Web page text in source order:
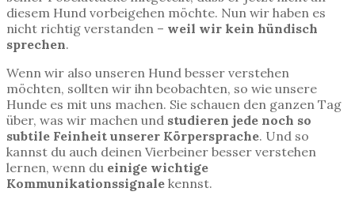
diesem Hund vorbeigehen möchte. Nun wir haben es
nicht richtig verstanden – weil wir kein hündisch
sprechen.
Wenn wir also unseren Hund besser verstehen
möchten, sollten wir ihn beobachten, so wie unsere
Hunde es mit uns machen. Sie schauen den ganzen Tag
über, was wir machen und studieren jede noch so
subtile Feinheit unserer Körpersprache. Und so
kannst du auch deinen Vierbeiner besser verstehen
lernen, wenn du einige wichtige
Kommunikationssignale kennst.